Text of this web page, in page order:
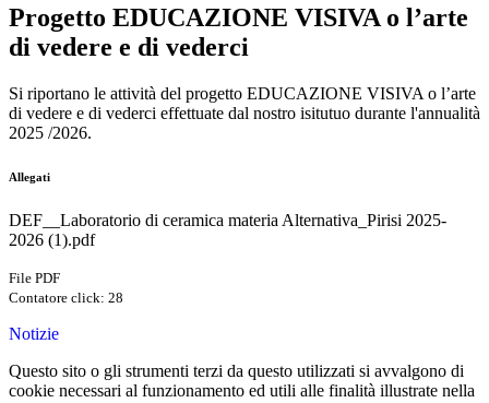
Progetto EDUCAZIONE VISIVA o l’arte
di vedere e di vederci
Si riportano le attività del progetto EDUCAZIONE VISIVA o l’arte
di vedere e di vederci effettuate dal nostro isitutuo durante l'annualità
2025 /2026.
Allegati
DEF__Laboratorio di ceramica materia Alternativa_Pirisi 2025-
2026 (1).pdf
File PDF
Contatore click: 28
Notizie
Questo sito o gli strumenti terzi da questo utilizzati si avvalgono di
cookie necessari al funzionamento ed utili alle finalità illustrate nella